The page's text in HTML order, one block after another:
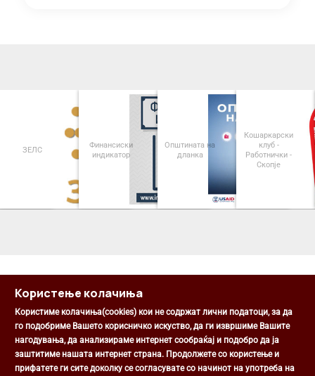
ЗЕЛС
Финансиски
индикатор
Општината на
дланка
Кошаркарски
клуб -
Работнички -
Скопје
Општина Центар
Михаил Цоков бр. 1, Скопје
Користење колачиња
Користиме колачиња(cookies) кои не содржат лични податоци, за да
го подобриме Вашето корисничко искуство, да ги извршиме Вашите
нагодувања, да анализираме интернет сообраќај и подобро да ја
заштитиме нашата интернет страна. Продолжете со користење и
прифатете ги сите доколку се согласувате со начинот на употреба на